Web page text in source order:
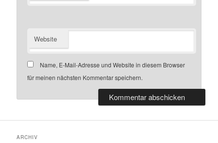
Website
Name, E-Mail-Adresse und Website in diesem Browser
für meinen nächsten Kommentar speichern.
ARCHIV